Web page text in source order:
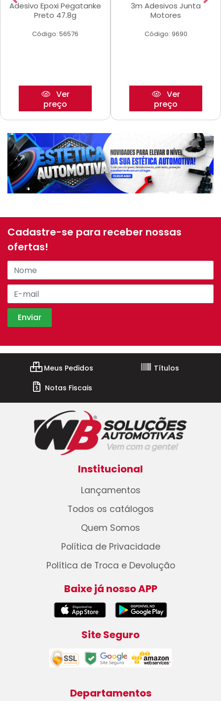
Adesivo Epoxi Pegatanke
Preto 47.8g
Código: 56576
Ver
preço
3m Adesivos Junta
Motores
Código: 9690
Ver
preço
Cadastre-se para receber nossas
ofertas!
Meus Pedidos
Títulos
Notas Fiscais
Institucional
Lançamentos
Todos os catálogos
Quem Somos
Política de Privacidade
Política de Troca e Devolução
Baixe já nosso APP
Site Seguro
Departamentos